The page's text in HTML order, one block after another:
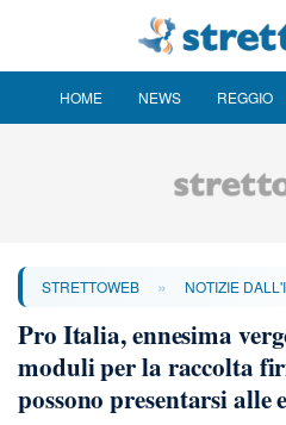
HOME NEWS REGGIO
STRETTOWEB » NOTIZIE
Pro Italia, ennesima
moduli per la raccolta
possono presentarsi alle